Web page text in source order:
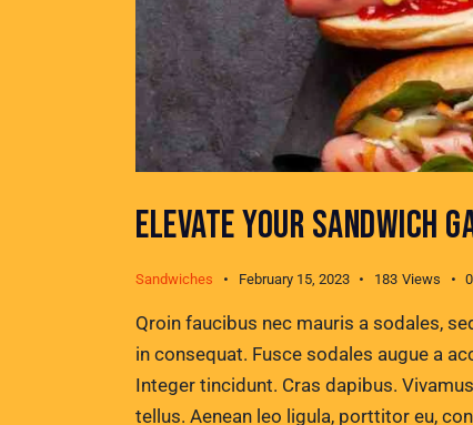
ELEVATE YOUR SANDWICH
Sandwiches February 15, 2023 183 Views 0
Qroin faucibus nec mauris a sodales,
in consequat. Fusce sodales augue a
Integer tincidunt. Cras dapibus.
tellus. Aenean leo ligula, porttitor eu,